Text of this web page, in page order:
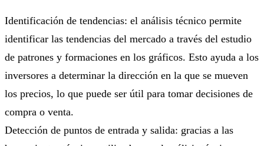
Identificación de tendencias: el análisis técnico permite
identificar las tendencias del mercado a través del estudio
de patrones y formaciones en los gráficos. Esto ayuda a los
inversores a determinar la dirección en la que se mueven
los precios, lo que puede ser útil para tomar decisiones de
compra o venta.
Detección de puntos de entrada y salida: gracias a las